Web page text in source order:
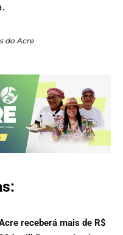
do Acre
receberá mais de R$